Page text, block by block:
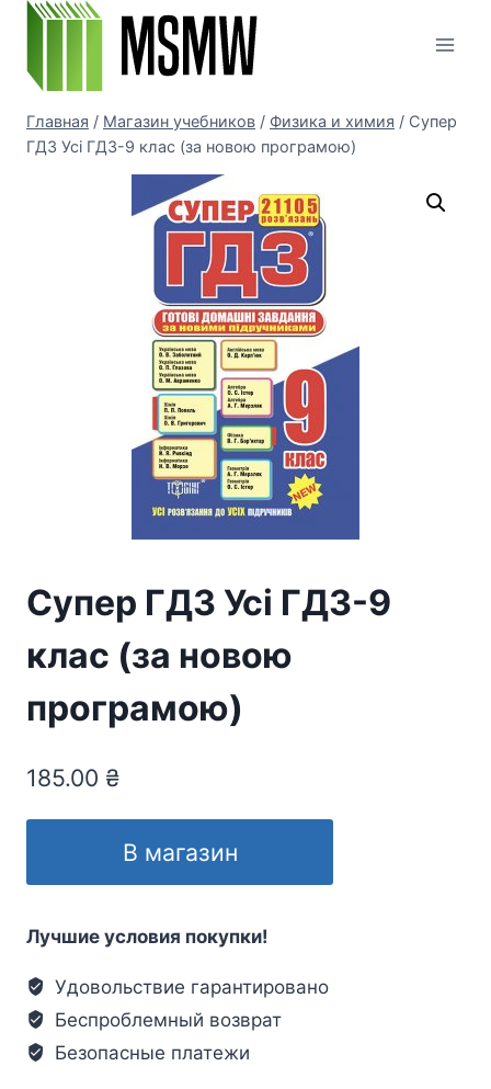
Перейти
содержимому
Главная / Магазин учебников / Физика и химия / Супер
ГДЗ Усі ГДЗ-9 клас (за новою програмою)
Супер ГДЗ Усі ГДЗ-9
клас (за новою
програмою)
185.00 ₴
В магазин
Лучшие условия покупки!
Удовольствие гарантировано
Беспроблемный возврат
Безопасные платежи